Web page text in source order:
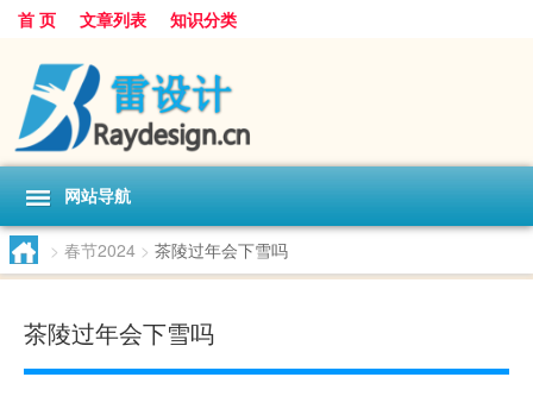
首 页 文章列表 知识分类
网站导航
> 春节2024 > 茶陵过年会下雪吗
茶陵过年会下雪吗